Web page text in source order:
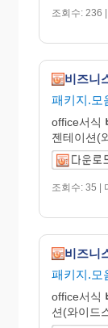
조회수: 236
패키지.모
office서식
젠테이션(
조회수: 35 |
패키지.모
office서식
션(와이드